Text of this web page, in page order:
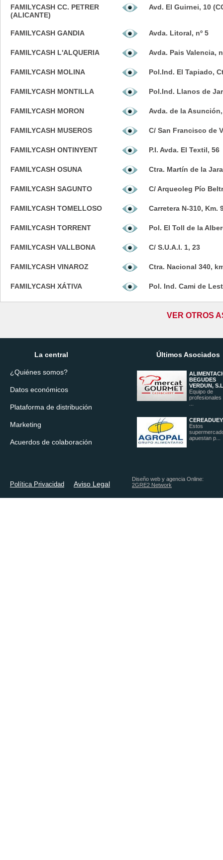
FAMILYCASH CC. PETRER
(ALICANTE)
Avd. El Guirnei, 10
FAMILYCASH GANDIA Avda. Litoral, nº 5
FAMILYCASH L'ALQUERIA Avda. Pais Valencia,
FAMILYCASH MOLINA Pol.Ind. El Tapiado,
FAMILYCASH MONTILLA Pol.Ind. Llanos de
FAMILYCASH MORON Avda. de la Asunción,
FAMILYCASH MUSEROS C/ San Francisco de
FAMILYCASH ONTINYENT P.I. Avda. El Textil, 56
FAMILYCASH OSUNA Ctra. Martín de la
FAMILYCASH SAGUNTO C/ Arqueoleg Pío
FAMILYCASH TOMELLOSO Carretera N-310, Km.
FAMILYCASH TORRENT Pol. El Toll de la
FAMILYCASH VALLBONA C/ S.U.A.I. 1, 23
FAMILYCASH VINAROZ Ctra. Nacional 340,
FAMILYCASH XÁTIVA Pol. Ind. Cami de
VER OTROS
La central
¿Quiénes somos?
Datos económicos
Plataforma de distribución
Marketing
Acuerdos de colaboración
Últimos Asociados
BEGUDES
VERDUN,
Equipo de
profesionales
Estos
apuestan p...
Política Privacidad Aviso Legal
Diseño web y agencia Online:
2GRE2 Network